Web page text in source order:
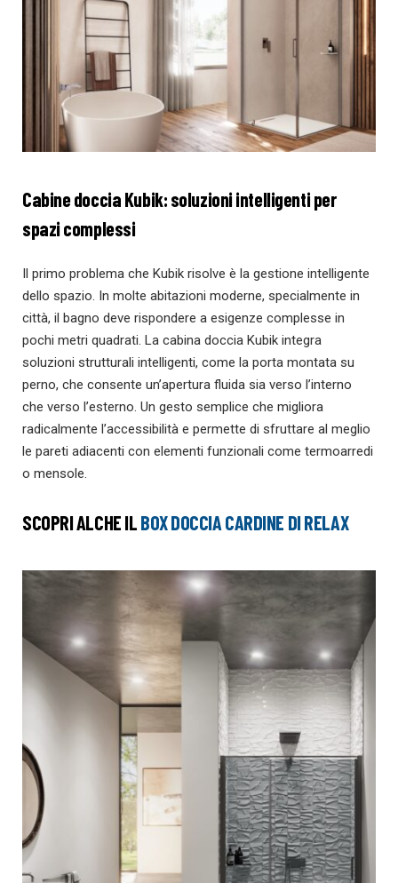
Cabine doccia Kubik: soluzioni intelligenti per
spazi complessi
Il primo problema che Kubik risolve è la gestione intelligente
dello spazio. In molte abitazioni moderne, specialmente in
città, il bagno deve rispondere a esigenze complesse in
pochi metri quadrati. La cabina doccia Kubik integra
soluzioni strutturali intelligenti, come la porta montata su
perno, che consente un’apertura fluida sia verso l’interno
che verso l’esterno. Un gesto semplice che migliora
radicalmente l’accessibilità e permette di sfruttare al meglio
le pareti adiacenti con elementi funzionali come termoarredi
o mensole.
SCOPRI ALCHE ILBOX DOCCIA CARDINE DI RELAX